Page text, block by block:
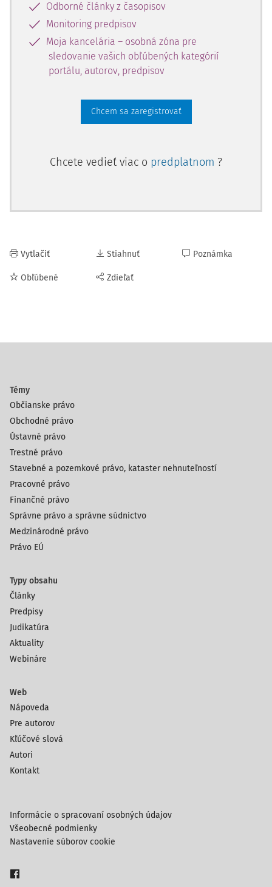
Odborné články z časopisov
Monitoring predpisov
Moja kancelária – osobná zóna pre
sledovanie vašich obľúbených kategórií
portálu, autorov, predpisov
Chcem sa zaregistrovať
Chcete vedieť viac o predplatnom ?
Vytlačiť
Obľúbené
Stiahnuť
Zdieľať
Poznámka
Témy
Občianske právo
Obchodné právo
Ústavné právo
Trestné právo
Stavebné a pozemkové právo, kataster nehnuteľností
Pracovné právo
Finančné právo
Správne právo a správne súdnictvo
Medzinárodné právo
Právo EÚ
Typy obsahu
Články
Predpisy
Judikatúra
Aktuality
Webináre
Web
Nápoveda
Pre autorov
Kľúčové slová
Autori
Kontakt
Informácie o spracovaní osobných údajov
Všeobecné podmienky
Nastavenie súborov cookie